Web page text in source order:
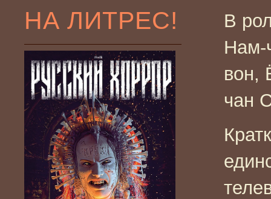
НА ЛИТРЕС!
В
Нам-
вон,
чан